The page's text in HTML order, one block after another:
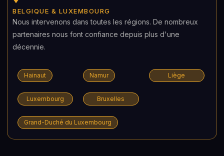
BELGIQUE & LUXEMBOURG
Nous intervenons dans toutes les régions. De nombreux
partenaires nous font confiance depuis plus d'une
décennie.
Hainaut Namur Liège
Luxembourg Bruxelles
Grand-Duché du Luxembourg